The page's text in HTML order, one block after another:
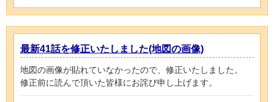
最新41話を修正いたしました(地図の画像)
地図の画像が貼れていなかったので、修正いたしました。
修正前に読んで頂いた皆様にお詫び申し上げます。